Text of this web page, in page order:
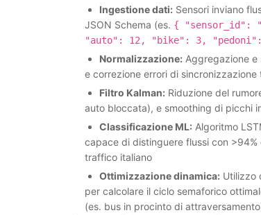
Ingestione dati: Sensori inviano
JSON Schema (es. { "sensor_id":
"auto": 12, "bike": 3,
Normalizzazione: Aggregazione
e correzione errori di sincronizzazione
Filtro Kalman: Riduzione del
auto bloccata), e smoothing di picchi
Classificazione ML: Algoritmo
capace di distinguere flussi con
traffico italiano
Ottimizzazione dinamica: Utilizzo
per calcolare il ciclo semaforico
(es. bus in procinto di